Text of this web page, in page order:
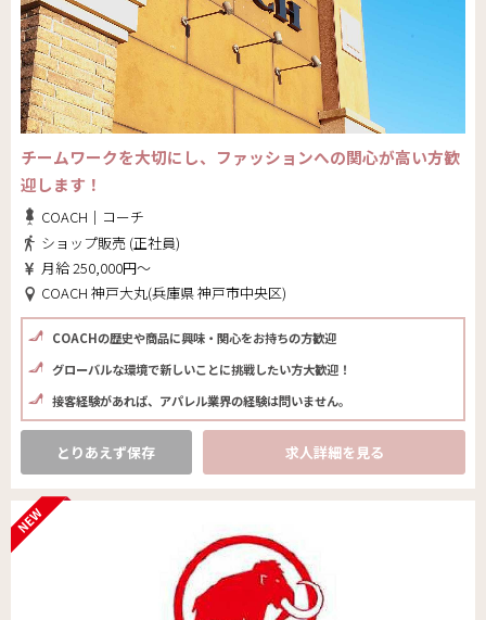
チームワークを大切にし、ファッションへの関心が高い方歓
迎します！
COACH｜コーチ
ショップ販売 (正社員)
月給 250,000円～
COACH 神戸大丸(兵庫県 神戸市中央区)
COACHの歴史や商品に興味・関心をお持ちの方歓迎
グローバルな環境で新しいことに挑戦したい方大歓迎！
接客経験があれば、アパレル業界の経験は問いません。
とりあえず保存 求人詳細を見る